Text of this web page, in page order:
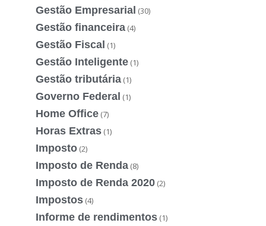
Gestão Empresarial (30)
Gestão financeira (4)
Gestão Fiscal (1)
Gestão Inteligente (1)
Gestão tributária (1)
Governo Federal (1)
Home Office (7)
Horas Extras (1)
Imposto (2)
Imposto de Renda (8)
Imposto de Renda 2020 (2)
Impostos (4)
Informe de rendimentos (1)